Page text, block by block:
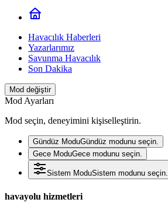
Havacılık Haberleri
Yazarlarımız
Savunma Havacılık
Son Dakika
Mod değiştir
Mod Ayarları
Mod seçin, deneyimini kişiselleştirin.
Gündüz ModuGündüz modunu seçin.
Gece ModuGece modunu seçin.
Sistem ModuSistem modunu seçin.
havayolu hizmetleri